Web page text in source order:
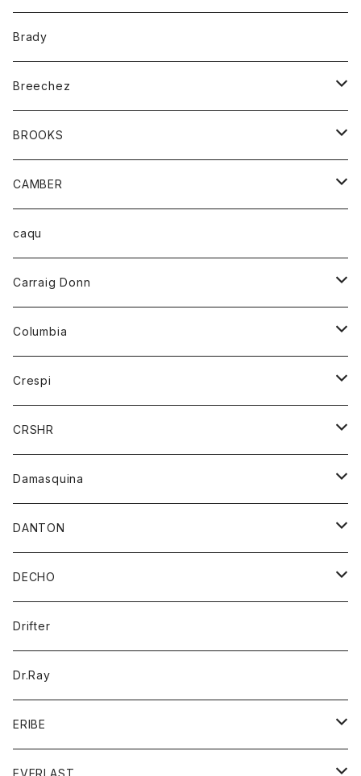
コート
バッグ
ベルト
キッズ
Tシャツ
グッズ
アンダーウェアー
カードホルダー
チーフ
バンダナ
トップス
カーディガン
トレーナー
パーカー
ボトム
オーバーオール
ショートパンツ
レディース
オーバーオール
カーディガン
Tシャツ
パーカー
Brady
Breechez
シャツ
BROOKS
グッズ
靴
CAMBER
トップス
ハーフスリーブTシャツ
caqu
Carraig Donn
ニット
Columbia
アウター
ジャケット
Crespi
ジャケット
ワンピース
ブラウス
CRSHR
キャップ
Damasquina
ウォレット
カードケース
バッグ
DANTON
アウター
コート
ジャケット
アクセサリー
バッグ
キッズ
シャツ
Tシャツ
グッズ
帽子
トップス
DECHO
帽子
Drifter
Dr.Ray
ERIBE
ニット
EVERLAST